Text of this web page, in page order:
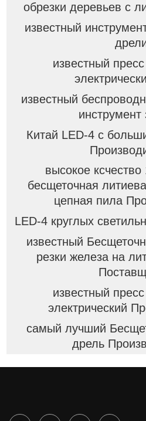
обрезки деревьев с
известный
известный
известный
инструмент
Китай LED-4 с
высокое
бесщеточная
цепная пила
LED-4 круглых
известный
резки железа на
известный
электрический
самый лучший
дрель